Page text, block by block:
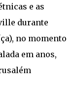
e as
durante
no momento
em anos,